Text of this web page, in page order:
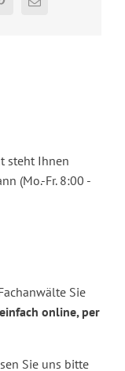
E-
steht Ihnen
(Mo.-Fr. 8:00 -
Sie
online, per
Sie uns bitte